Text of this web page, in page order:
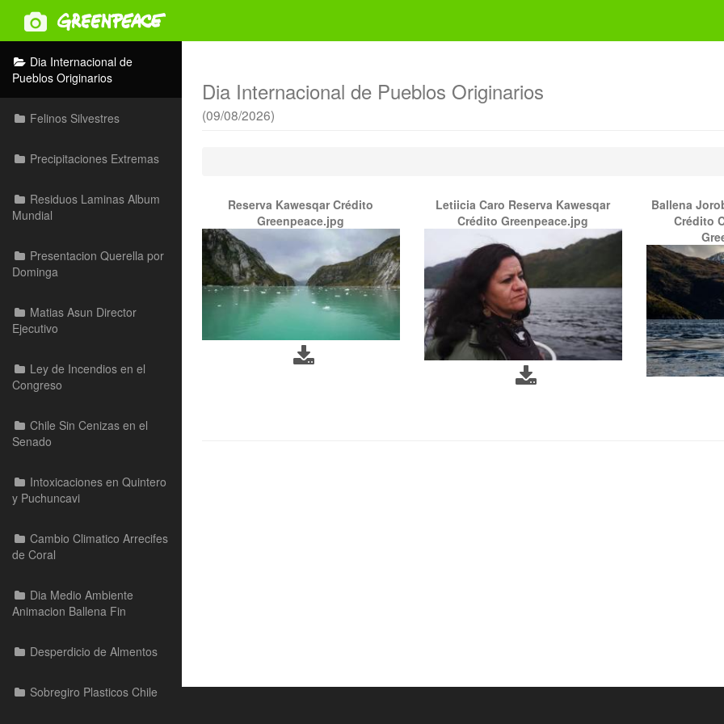
Dia Internacional de
Pueblos Originarios
Felinos Silvestres
Precipitaciones Extremas
Residuos Laminas Album
Mundial
Presentacion Querella por
Dominga
Matias Asun Director
Ejecutivo
Ley de Incendios en el
Congreso
Chile Sin Cenizas en el
Senado
Intoxicaciones en Quintero
y Puchuncavi
Cambio Climatico Arrecifes
de Coral
Dia Medio Ambiente
Animacion Ballena Fin
Desperdicio de Almentos
Sobregiro Plasticos Chile
Dia Internacional de Pueblos Originarios
(09/08/2026)
Reserva Kawesqar Crédito
Greenpeace.jpg
Letiicia Caro Reserva Kawesqar
Crédito Greenpeace.jpg
Ballena
Crédito